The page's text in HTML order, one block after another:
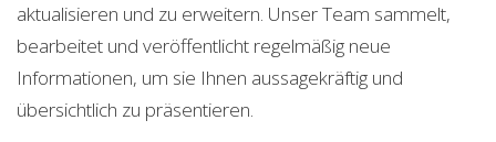
aktualisieren und zu erweitern. Unser Team sammelt,
bearbeitet und veröffentlicht regelmäßig neue
Informationen, um sie Ihnen aussagekräftig und
übersichtlich zu präsentieren.